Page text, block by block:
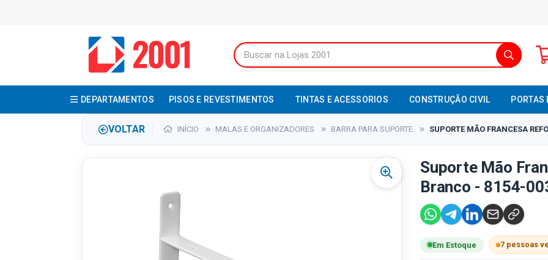
DEPARTAMENTOS PISOS E REVESTIMENTOS TINTAS E ACESSORIOS CONSTRUÇÃO CIVIL PORTAS
VOLTAR INÍCIO MALAS E ORGANIZADORES BARRA PARA SUPORTE SUPORTE MÃO FRANCESA
Suporte Mão
Branco - 8154-
Em Estoque 7 pessoas